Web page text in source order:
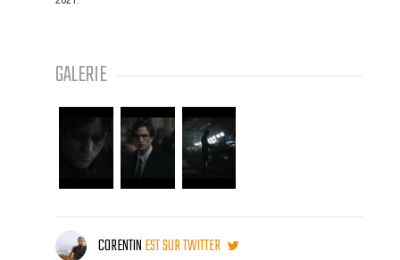
GALERIE
CORENTINEST SUR TWITTER